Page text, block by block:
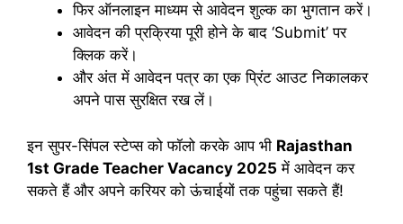
फिर ऑनलाइन माध्यम से आवेदन शुल्क का भुगतान करें।
आवेदन की प्रक्रिया पूरी होने के बाद ‘Submit’ पर
क्लिक करें।
और अंत में आवेदन पत्र का एक प्रिंट आउट निकालकर
अपने पास सुरक्षित रख लें।
इन सुपर-सिंपल स्टेप्स को फॉलो करके आप भी Rajasthan
1st Grade Teacher Vacancy 2025 में आवेदन कर
सकते हैं और अपने करियर को ऊंचाईयों तक पहुंचा सकते हैं!